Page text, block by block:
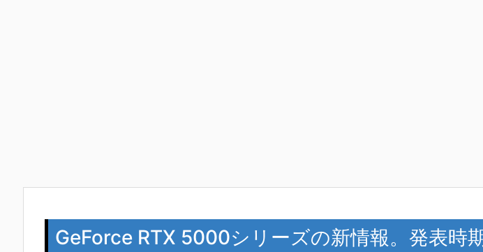
GeForce RTX 5000シリーズの新情報。発表時